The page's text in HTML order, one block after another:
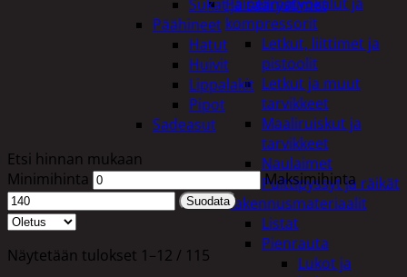
kompressorit
Letkut, liittimet ja
pistoolit
Letkut ja muut
tarvikkeet
Maaliruiskut ja
tarvikkeet
Naulaimet
Pulttipyssyt ja räikät
Rakennusmateriaalit
Listat
Pienrauta
Lukot ja
Sukat ja säärystimet
Päähineet
Hatut
Huivit
Lippalakit
Pipot
Sadeasut
Etsi hinnan mukaan
Minimihinta
Maksimihinta
Suodata
Näytetään tulokset 1–12 / 115